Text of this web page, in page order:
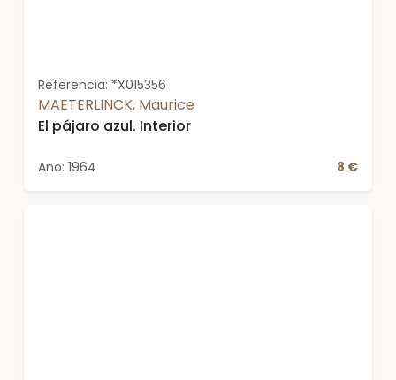
Referencia: *X015356
MAETERLINCK, Maurice
El pájaro azul. Interior
Año: 1964 8 €